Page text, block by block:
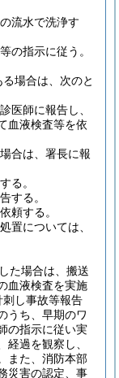
流水で洗浄す
の指示に従う。
場合は、次のと
医師に報告し、
血液検査等を依
合は、署長に報
る。
する。
頼する。
置については、
た場合は、搬送
血液検査を実施
刺し事故等報告
うち、早期のワ
の指示に従い実
過を観察し、
また、消防本部
災害の認定、事